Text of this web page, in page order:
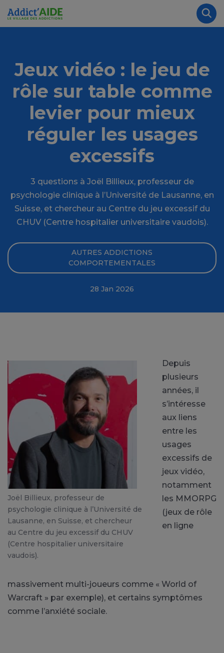
Aller au contenu principal
Jeux vidéo : le jeu de
rôle sur table comme
levier pour mieux
réguler les usages
excessifs
3 questions à Joël Billieux, professeur de
psychologie clinique à l’Université de Lausanne, en
Suisse, et chercheur au Centre du jeu excessif du
CHUV (Centre hospitalier universitaire vaudois).
AUTRES ADDICTIONS
COMPORTEMENTALES
28 Jan 2026
Joël Billieux, professeur de
psychologie clinique à l’Université de
Lausanne, en Suisse, et chercheur
au Centre du jeu excessif du CHUV
(Centre hospitalier universitaire
vaudois).
Depuis
plusieurs
années, il
s’intéresse
aux liens
entre les
usages
excessifs de
jeux vidéo,
notamment
les MMORPG
(jeux de rôle
en ligne
massivement multi-joueurs comme « World of
Warcraft » par exemple), et certains symptômes
comme l’anxiété sociale.
Panneau de gestion des cookies